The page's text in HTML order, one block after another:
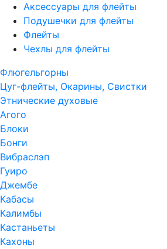
Аксессуары для флейты
Подушечки для флейты
Флейты
Чехлы для флейты
Флюгельгорны
Цуг-флейты, Окарины, Свистки
Этнические духовые
Агого
Блоки
Бонги
Вибраслэп
Гуиро
Джембе
Кабасы
Калимбы
Кастаньеты
Кахоны